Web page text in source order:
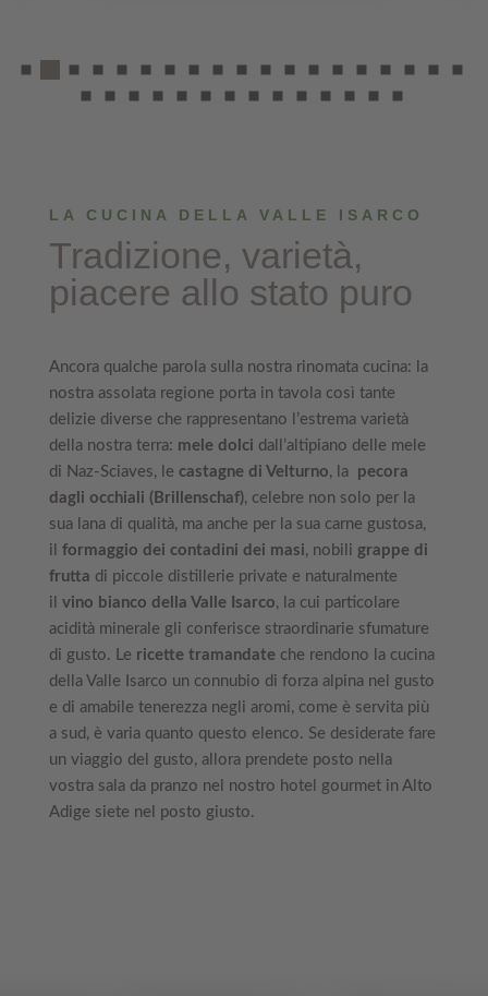
LA CUCINA DELLA VALLE ISARCO
Tradizione, varietà,
piacere allo stato puro
Ancora qualche parola sulla nostra rinomata cucina: la
nostra assolata regione porta in tavola così tante
delizie diverse che rappresentano l’estrema varietà
della nostra terra: mele dolci dall’altipiano delle mele
di Naz-Sciaves, le castagne di Velturno, la pecora
dagli occhiali (Brillenschaf), celebre non solo per la
sua lana di qualità, ma anche per la sua carne gustosa,
il formaggio dei contadini dei masi, nobili grappe di
frutta di piccole distillerie private e naturalmente
il vino bianco della Valle Isarco, la cui particolare
acidità minerale gli conferisce straordinarie sfumature
di gusto. Le ricette tramandate che rendono la cucina
della Valle Isarco un connubio di forza alpina nel gusto
e di amabile tenerezza negli aromi, come è servita più
a sud, è varia quanto questo elenco. Se desiderate fare
un viaggio del gusto, allora prendete posto nella
vostra sala da pranzo nel nostro hotel gourmet in Alto
Adige siete nel posto giusto.